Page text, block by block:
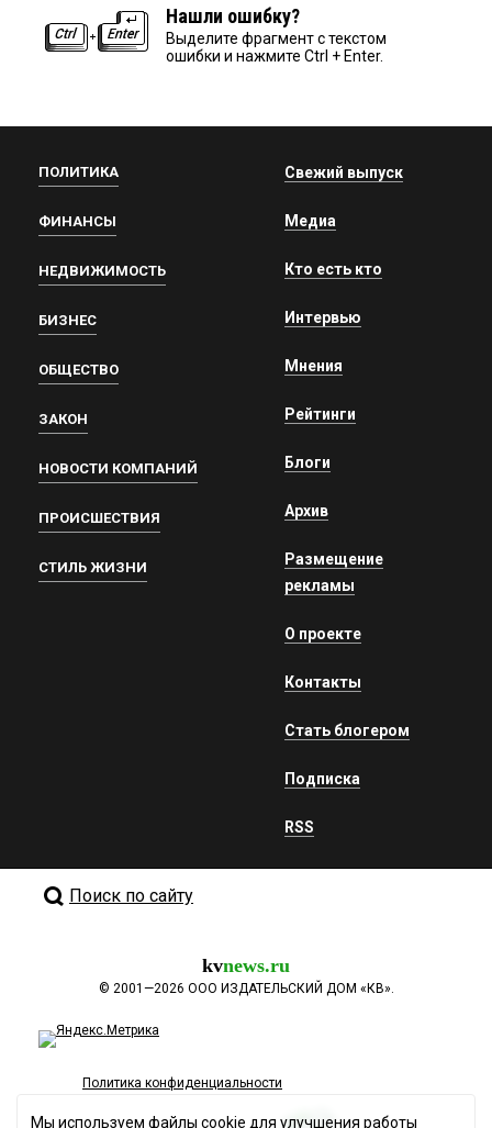
Нашли ошибку?
Выделите фрагмент с текстом
ошибки и нажмите Ctrl + Enter.
ПОЛИТИКА
ФИНАНСЫ
НЕДВИЖИМОСТЬ
БИЗНЕС
ОБЩЕСТВО
ЗАКОН
НОВОСТИ КОМПАНИЙ
ПРОИСШЕСТВИЯ
СТИЛЬ ЖИЗНИ
Свежий выпуск
Медиа
Кто есть кто
Интервью
Мнения
Рейтинги
Блоги
Архив
Размещение
рекламы
О проекте
Контакты
Стать блогером
Подписка
RSS
Поиск по сайту
kvnews.ru
© 2001—2026 ООО ИЗДАТЕЛЬСКИЙ ДОМ «КВ».
Политика конфиденциальности
Мы используем файлы cookie для улучшения работы